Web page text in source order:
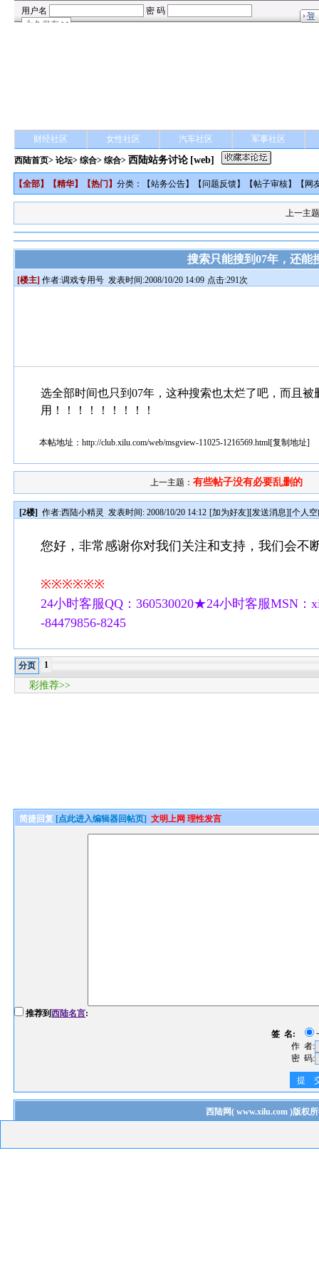
财经社区 女性社区 汽车社区 军事社区
西陆首页>论坛>综合> 综合> 西陆站务讨论 [web]
【全部】【精华】【热门 】分类：【站务公告】【问题反馈】【帖子审核】【 网
上一主
搜索只能搜到07年，还能
[楼主] 作者:调戏专用号 发表时间:2008/10/20 14:09 点击:291次
选全部时间也只到07年，这种搜索也太烂了吧，而且
用！！！！！！！！！
本帖地址：http://club.xilu.com/web/msgview-11025-1216569.html[复制地址]
上一主题： 有些帖子没有必要乱删的
[2楼] 作者:西陆小精灵 发表时间: 2008/10/20 14:12 [加为好友][发送消息][个人
您好，非常感谢你对我们关注和支持，我们会不
※※※※※※
24小时客服QQ：360530020★24小时客服MSN
-84479856-8245
分页 1
彩推荐>>
简捷回复 [点此进入编辑器回帖页] 文明上网 理性发言
推荐到西陆名言:
签 名:
作 者:
密 码:
提
西陆网( www.xilu.com)版权